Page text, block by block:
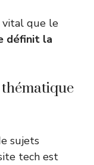
vital que le
définit la
sujets
tech est